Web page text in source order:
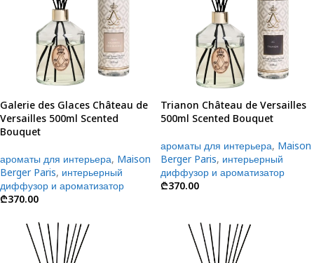
Galerie des Glaces Château de
Versailles 500ml Scented
Bouquet
ароматы для интерьера, Maison
Berger Paris, интерьерный
диффузор и ароматизатор
₾370.00
Trianon Château de Versailles
500ml Scented Bouquet
ароматы для интерьера, Maison
Berger Paris, интерьерный
диффузор и ароматизатор
₾370.00